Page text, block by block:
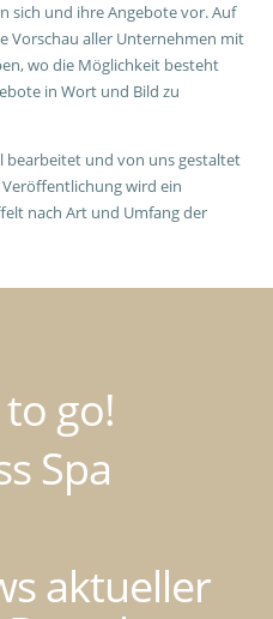
sich und ihre Angebote vor. Auf
Vorschau aller Unternehmen mit
wo die Möglichkeit besteht
in Wort und Bild zu
bearbeitet und von uns gestaltet
wird ein
nach Art und Umfang der
go!
Spa
aktueller